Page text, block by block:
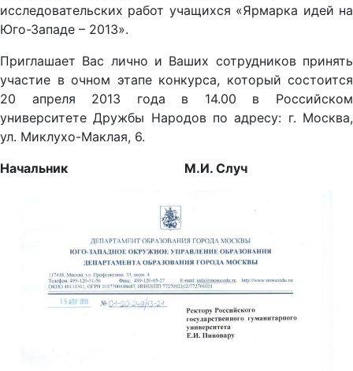
исследовательских работ учащихся «Ярмарка идей на
Юго-Западе – 2013».
Приглашает Вас лично и Ваших сотрудников принять
участие в очном этапе конкурса, который состоится
20 апреля 2013 года в 14.00 в Российском
университете Дружбы Народов по адресу: г. Москва,
ул. Миклухо-Маклая, 6.
Начальник М.И. Случ